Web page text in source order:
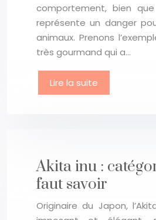
comportement, bien
représente un danger
animaux. Prenons
très gourmand qui a…
Lire la suite
Akita inu :
faut savoir
Originaire du Japon,